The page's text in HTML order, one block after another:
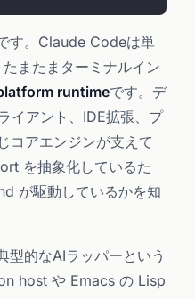
す。Claude Codeは単
またまターミナルイン
runtimeです。デ
イアント、IDE拡張、プ
コアエンジンが支えて
を抽象化しているた
が駆動しているかを知
型的なAIラッパーという
host や Emacs の Lisp